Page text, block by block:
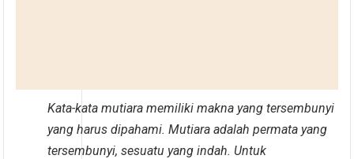
Kata-kata mutiara memiliki makna yang tersembunyi
yang harus dipahami. Mutiara adalah permata yang
tersembunyi, sesuatu yang indah. Untuk